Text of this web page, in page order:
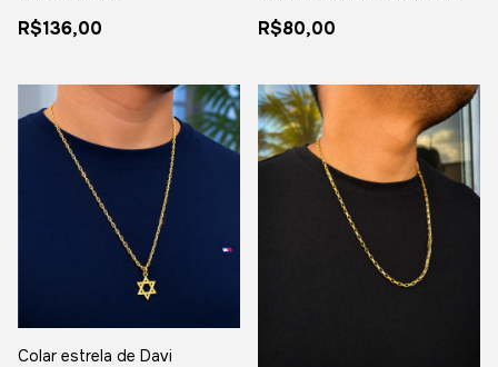
R$136,00 R$80,00
Colar estrela de Davi